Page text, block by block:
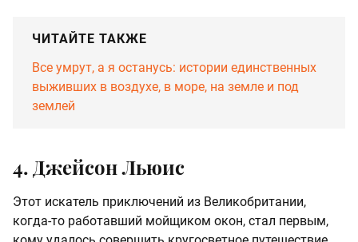
ЧИТАЙТЕ ТАКЖЕ
Все умрут, а я останусь: истории единственных
выживших в воздухе, в море, на земле и под
землей
4. Джейсон Льюис
Этот искатель приключений из Великобритании,
когда-то работавший мойщиком окон, стал первым,